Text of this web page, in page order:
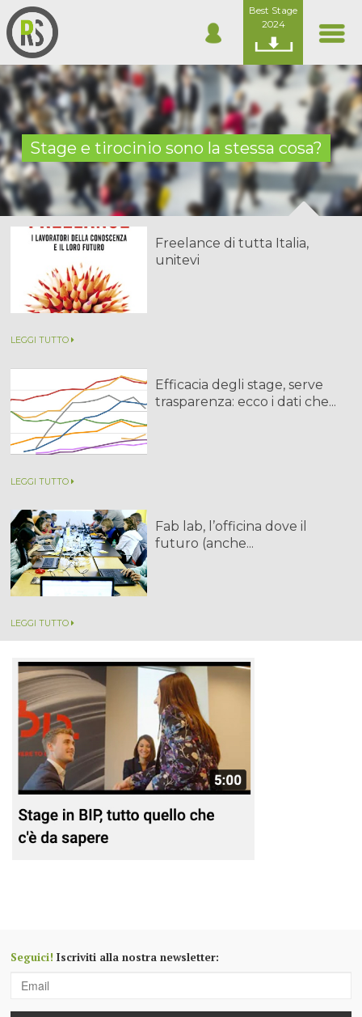
Best Stage
2024
Stage e tirocinio sono la stessa cosa?
Freelance di tutta Italia,
unitevi
LEGGI TUTTO
Efficacia degli stage, serve
trasparenza: ecco i dati che...
LEGGI TUTTO
Fab lab, l’officina dove il
futuro (anche...
LEGGI TUTTO
Seguici! Iscriviti alla nostra newsletter: